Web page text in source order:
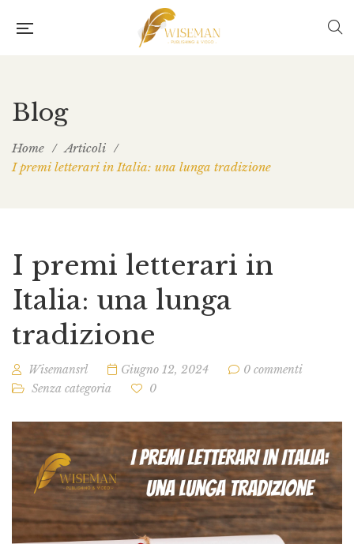
Blog
Home / Articoli /
I premi letterari in Italia: una lunga tradizione
I premi letterari in
Italia: una lunga
tradizione
Wisemansrl Giugno 12, 2024
0 commenti
Senza categoria
0